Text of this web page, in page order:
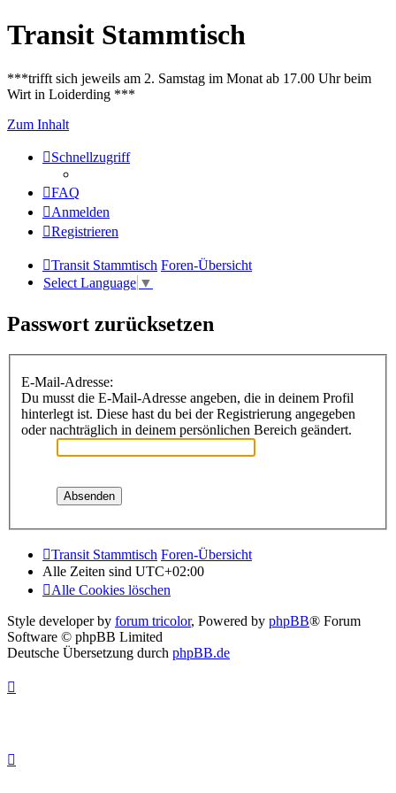
Transit Stammtisch
***trifft sich jeweils am 2. Samstag im Monat ab 17.00 Uhr beim
Wirt in Loiderding ***
Zum Inhalt
Schnellzugriff
FAQ
Anmelden
Registrieren
Transit Stammtisch Foren-Übersicht
Select Language ▼
Passwort zurücksetzen
E-Mail-Adresse:
Du musst die E-Mail-Adresse angeben, die in deinem Profil
hinterlegt ist. Diese hast du bei der Registrierung angegeben
oder nachträglich in deinem persönlichen Bereich geändert.
Transit Stammtisch Foren-Übersicht
Alle Zeiten sind UTC+02:00
Alle Cookies löschen
Style developer by forum tricolor, Powered by phpBB® Forum
Software © phpBB Limited
Deutsche Übersetzung durch phpBB.de